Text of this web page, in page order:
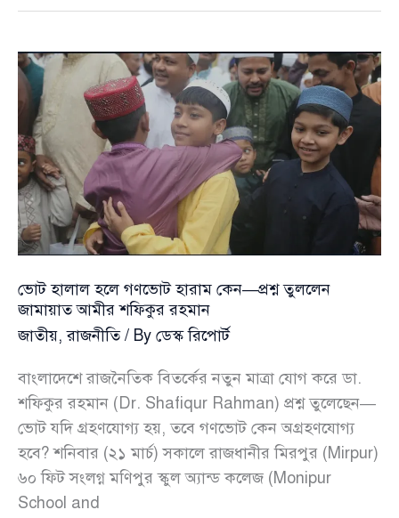
হারাম
কেন
—
প্রশ্ন
তুললেন
জামায়াত
আমীর
শফিকুর
রহমান
ভোট হালাল হলে গণভোট হারাম কেন—প্রশ্ন তুললেন
জামায়াত আমীর শফিকুর রহমান
জাতীয়,রাজনীতি/ By ডেস্ক রিপোর্ট
বাংলাদেশে রাজনৈতিক বিতর্কের নতুন মাত্রা যোগ করে ডা.
শফিকুর রহমান (Dr. Shafiqur Rahman) প্রশ্ন তুলেছেন—
ভোট যদি গ্রহণযোগ্য হয়, তবে গণভোট কেন অগ্রহণযোগ্য
হবে? শনিবার (২১ মার্চ) সকালে রাজধানীর মিরপুর (Mirpur)
৬০ ফিট সংলগ্ন মণিপুর স্কুল অ্যান্ড কলেজ (Monipur
School and